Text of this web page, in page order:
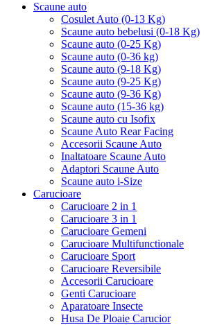
Scaune auto
Cosulet Auto (0-13 Kg)
Scaune auto bebelusi (0-18 Kg)
Scaune auto (0-25 Kg)
Scaune auto (0-36 kg)
Scaune auto (9-18 Kg)
Scaune auto (9-25 Kg)
Scaune auto (9-36 Kg)
Scaune auto (15-36 kg)
Scaune auto cu Isofix
Scaune Auto Rear Facing
Accesorii Scaune Auto
Inaltatoare Scaune Auto
Adaptori Scaune Auto
Scaune auto i-Size
Carucioare
Carucioare 2 in 1
Carucioare 3 in 1
Carucioare Gemeni
Carucioare Multifunctionale
Carucioare Sport
Carucioare Reversibile
Accesorii Carucioare
Genti Carucioare
Aparatoare Insecte
Husa De Ploaie Carucior